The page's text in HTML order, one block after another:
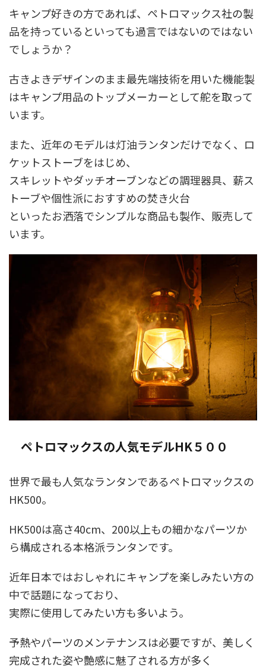
キャンプ好きの方であれば、ペトロマックス社の製
品を持っているといっても過言ではないのではない
でしょうか？
古きよきデザインのまま最先端技術を用いた機能製
はキャンプ用品のトップメーカーとして舵を取って
います。
また、近年のモデルは灯油ランタンだけでなく、ロ
ケットストーブをはじめ、
スキレットやダッチオーブンなどの調理器具、薪ス
トーブや個性派におすすめの焚き火台
といったお洒落でシンプルな商品も製作、販売して
います。
ペトロマックスの人気モデルHK５００
世界で最も人気なランタンであるペトロマックスの
HK500。
HK500は高さ40cm、200以上もの細かなパーツか
ら構成される本格派ランタンです。
近年日本ではおしゃれにキャンプを楽しみたい方の
中で話題になっており、
実際に使用してみたい方も多いよう。
予熱やパーツのメンテナンスは必要ですが、美しく
完成された姿や艶感に魅了される方が多く